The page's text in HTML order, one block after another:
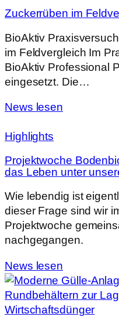
Zuckerrüben im
BioAktiv
im Feldvergleich Im
BioAktiv Professional
eingesetzt. Die…
News lesen
Highlights
Projektwoche
das Leben unter
Wie lebendig ist
dieser Frage sind wir
Projektwoche
nachgegangen.
News lesen